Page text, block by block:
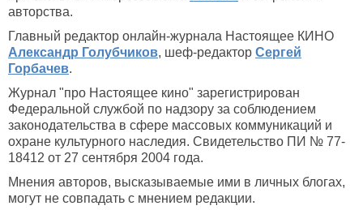
авторства.
Главный редактор онлайн-журнала Настоящее КИНО
Александр Голубчиков, шеф-редактор Сергей
Горбачев.
Журнал "про Настоящее кино" зарегистрирован
Федеральной службой по надзору за соблюдением
законодательства в сфере массовых коммуникаций и
охране культурного наследия. Свидетельство ПИ № 77-
18412 от 27 сентября 2004 года.
Мнения авторов, высказываемые ими в личных блогах,
могут не совпадать с мнением редакции.